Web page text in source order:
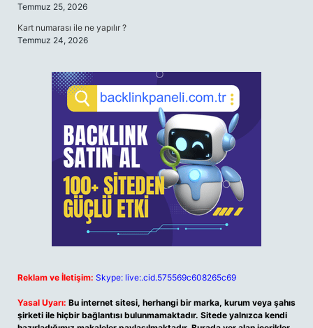
Temmuz 25, 2026
Kart numarası ile ne yapılır ?
Temmuz 24, 2026
Reklam ve İletişim: Skype: live:.cid.575569c608265c69
Yasal Uyarı: Bu internet sitesi, herhangi bir marka, kurum veya şahıs
şirketi ile hiçbir bağlantısı bulunmamaktadır. Sitede yalnızca kendi